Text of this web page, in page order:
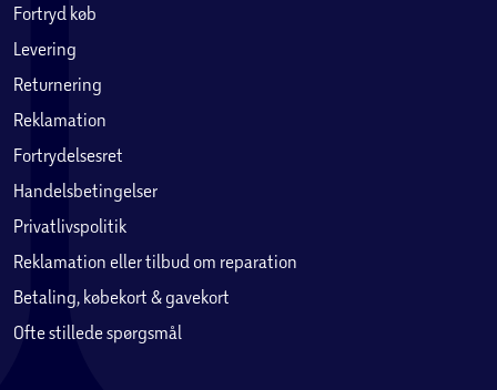
Fortryd køb
Levering
Returnering
Reklamation
Fortrydelsesret
Handelsbetingelser
Privatlivspolitik
Reklamation eller tilbud om reparation
Betaling, købekort & gavekort
Ofte stillede spørgsmål